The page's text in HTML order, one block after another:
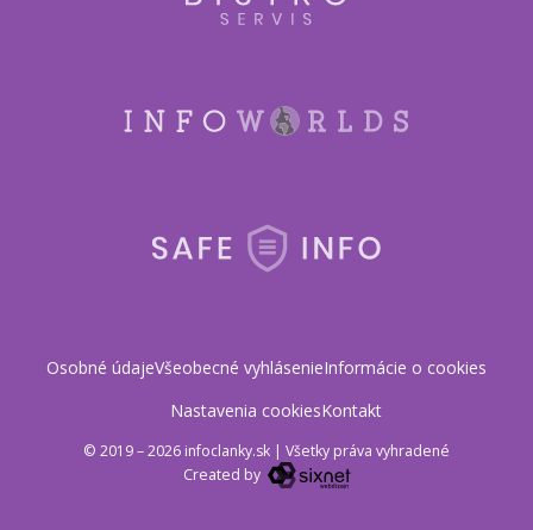
Osobné údajeVšeobecné vyhlásenieInformácie o cookies
Nastavenia cookiesKontakt
© 2019 – 2026 infoclanky.sk | Všetky práva vyhradené
Created by